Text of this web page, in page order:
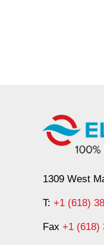
1309 West
T: +1 (618)
Fax +1 (618)